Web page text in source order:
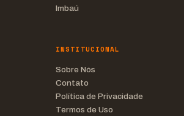
Imbaú
INSTITUCIONAL
Sobre Nós
Contato
Política de Privacidade
Termos de Uso